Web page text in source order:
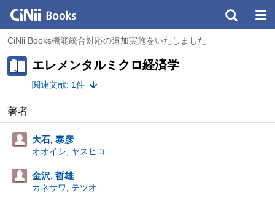
CiNii Books機能統合対応の追加実施をいたしました
エレメンタルミクロ経済学
関連文献: 1件
著者
大石, 泰彦
オオイシ, ヤスヒコ
金沢, 哲雄
カネサワ, テツオ